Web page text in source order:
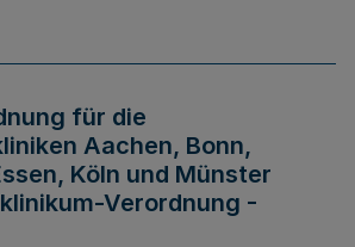
für die
Aachen, Bonn,
Köln und Münster
Verordnung -